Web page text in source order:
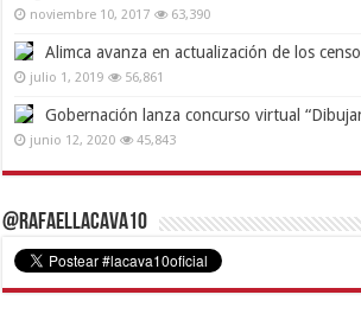
noviembre 10, 2017 63,390
Alimca avanza en actualización de los
julio 1, 2019 56,861
Gobernación lanza concurso virtual
junio 12, 2020 45,843
@RafaelLacava10